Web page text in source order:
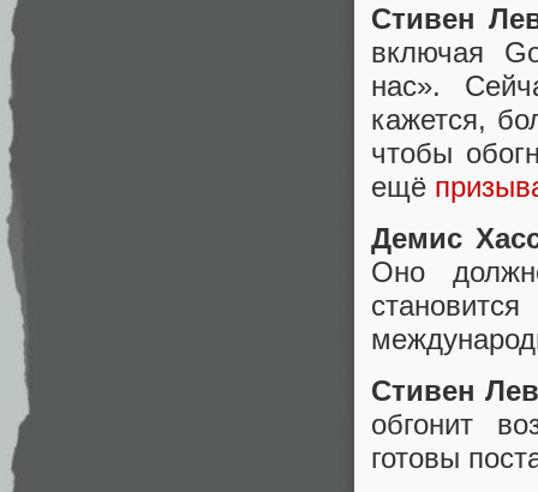
Стивен
включая
нас».
кажется,
чтобы
ещё
Демис
Оно
Стивен
обгонит
готовы